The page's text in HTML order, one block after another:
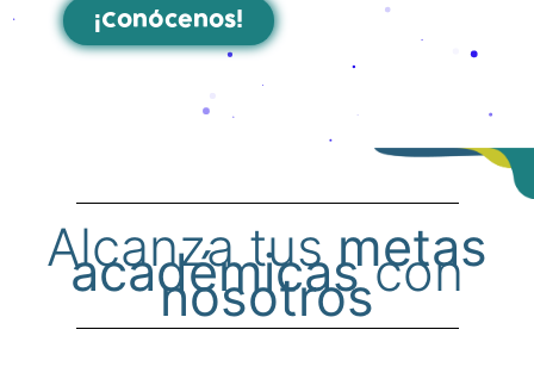
¡Conócenos!
Alcanza tus metas
académicascon
nosotros